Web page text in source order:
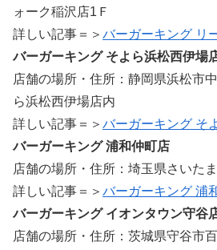
ォーク稲沢店1Ｆ
詳しい記事＝＞ バーガーキング リ
バーガーキング そよら浜松西伊場
店舗の場所・住所：静岡県浜松市
ら浜松西伊場店内
詳しい記事＝＞ バーガーキング そ
バーガーキング 浦和仲町店
店舗の場所・住所：埼玉県さいた
詳しい記事＝＞ バーガーキング 浦
バーガーキング イオンタウン守谷
店舗の場所・住所：茨城県守谷市